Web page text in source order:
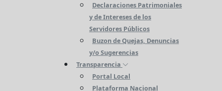
Declaraciones Patrimoniales
y de Intereses de los
Servidores Públicos
Buzon de Quejas, Denuncias
y/o Sugerencias
Transparencia
Portal Local
Plataforma Nacional